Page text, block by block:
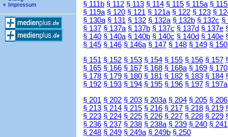
Impressum
§ 111b § 112 § 113 § 114 § 115 § 115a §
§ 119a § 120 § 121 § 121a § 122 § 123 §
§ 130a § 131 § 132 § 132a § 132b § 132c §
§ 137 § 137a § 137b § 137c § 137d § 137e
§ 140 § 140a § 140b § 140c § 140d § 140e
§ 145 § 146 § 146a § 147 § 148 § 149 § 150
§ 151 § 152 § 153 § 154 § 155 § 156 § 157
§ 165 § 166 § 167 § 168 § 168a § 169 § 170
§ 178 § 179 § 180 § 181 § 182 § 183 § 184
§ 192 § 193 § 194 § 195 § 196 § 197 § 197a
§ 201 § 202 § 203 § 203a § 204 § 205 § 206
§ 213 § 214 § 215 § 216 § 217 § 218 § 219
§ 223 § 224 § 225 § 226 § 227 § 228 § 229
§ 236 § 237 § 238 § 238a § 239 § 240 § 241
§ 248 § 249 § 249a § 249b § 250